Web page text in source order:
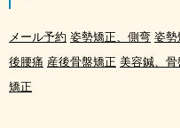
メール予約 姿勢矯正、側弯 姿
後腰痛 産後骨盤矯正 美容鍼、
矯正